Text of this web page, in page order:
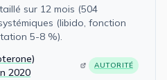
sur 12 mois (504
(libido, fonction
5-8 %).
2020
AUTORITÉ